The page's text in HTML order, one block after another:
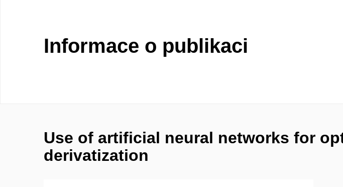
Informace o publikaci
Use of artificial neural networks for
derivatization